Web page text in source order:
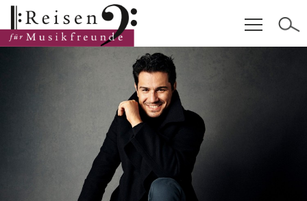
Hauptinhalt Fußzeile Cookie-Einstellungen